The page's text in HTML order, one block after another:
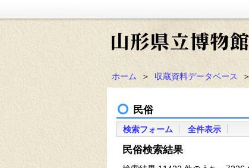
ホーム ＞ 収蔵資料データベース
民俗
検索フォーム 全件表示
民俗検索結果